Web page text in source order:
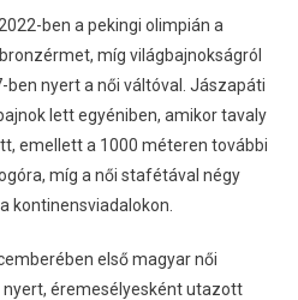
ben a pekingi olimpián a
míg világbajnokságról
nyert a női váltóval. Jászapáti
lett egyéniben, amikor tavaly
emellett a 1000 méteren további
míg a női stafétával négy
kontinensviadalokon.
első magyar női
éremesélyesként utazott